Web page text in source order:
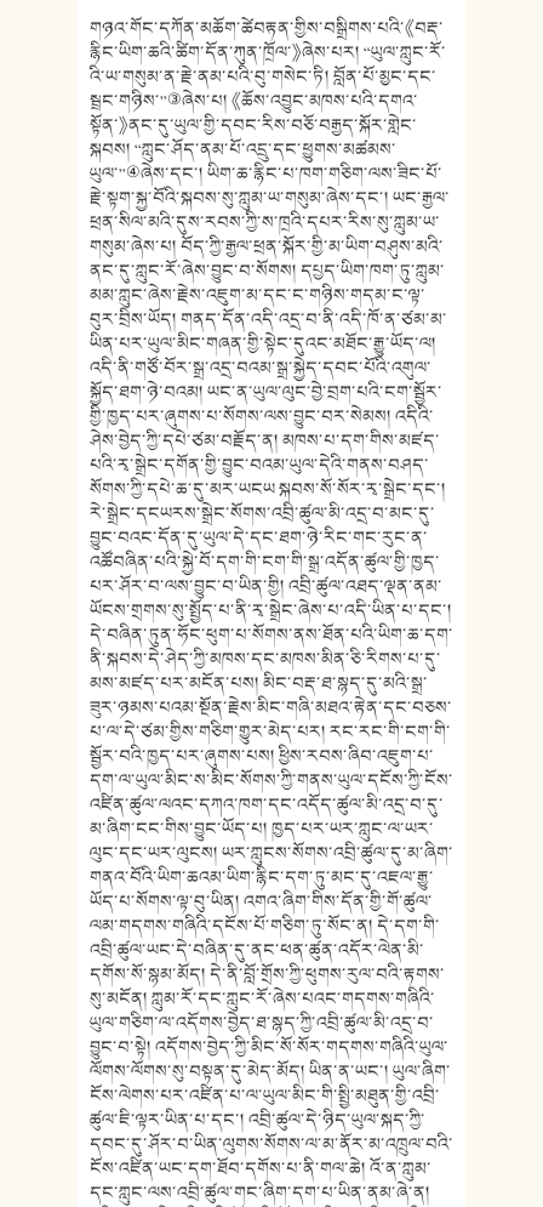
གཉའ་གོང་དཀོན་མཆོག་ཚེབརྟན་གྱིས་བསྒྲིགས་པའི་《བརྡ་
རྙིང་ཡིག་ཆའི་ཚིག་དོན་ཀུན་ཁྲོལ་》ཞེས་པར། “ཡུལ་ཀླུང་རོ་
འི་ཡ་གསུམ་ན་རྗེ་ནམ་པའི་བུ་གསེང་ཏི། བློན་པོ་མྱང་དང་
སྦྲང་གཉིས་”③ཞེས་པ། 《ཆོས་འབྱུང་མཁས་པའི་དགའ་
སྟོན་》ནང་དུ་ཡུལ་གྱི་དབང་རིས་བཅོ་བརྒྱད་སྐོར་གླེང་
སྐབས། “ཀླུང་ཤོད་ནམ་པོ་འདྲུ་དང་ཕྱུགས་མཚམས་
ཡུལ་”④ཞེས་དང་། ཡིག་ཆ་རྙིང་པ་ཁག་གཅིག་ལས་ཟིང་པོ་
རྗེ་སྟག་སྐྱ་བོའི་སྐབས་སུ་ཀླུམ་ཡ་གསུམ་ཞེས་དང་། ཡང་རྒྱལ་
ཕྲན་སིལ་མའི་དུས་རབས་ཀྱི་ས་ཁྲའི་དཔར་རིས་སུ་ཀླུམ་ཡ་
གསུམ་ཞེས་པ། བོད་ཀྱི་རྒྱལ་ཕྲན་སྐོར་གྱི་མ་ཡིག་བཤུས་མའི་
ནང་དུ་ཀླུང་རོ་ཞེས་བྱུང་བ་སོགས། དཔྱད་ཡིག་ཁག་ཏུ་ཀླུམ་
མམ་ཀླུང་ཞེས་རྗེས་འཇུག་མ་དང་ང་གཉིས་གདམ་ང་ལྟ་
བུར་བྲིས་ཡོད། གནད་དོན་འདི་འདྲ་བ་ནི་འདི་ཁོ་ན་ཙམ་མ་
ཡིན་པར་ཡུལ་མིང་གཞན་གྱི་སྟེང་དུའང་མཐོང་རྒྱུ་ཡོད་ལ།
འདི་ནི་གཙོ་བོར་སྒྲ་འདྲ་བའམ་སྒྲ་སྐྱེད་དབང་པོའི་འགུལ་
སྐྱོད་ཐག་ཉེ་བའམ། ཡང་ན་ཡུལ་ལུང་བྱེ་བྲག་པའི་ངག་སྦྱོར་
གྱི་ཁྱད་པར་ཞུགས་པ་སོགས་ལས་བྱུང་བར་སེམས། འདིའི་
ཤེས་བྱེད་ཀྱི་དཔེ་ཙམ་བརྗོད་ན། མཁས་པ་དག་གིས་མཛད་
པའི་རྭ་སྒྲེང་དགོན་གྱི་བྱུང་བའམ་ཡུལ་དེའི་གནས་བཤད་
སོགས་ཀྱི་དཔེ་ཆ་དུ་མར་ཡངཡ སྐབས་སོ་སོར་རྭ་སྒྲེང་དང་།
རེ་སྒྲེང་དངཡརས་སྒྲེང་སོགས་འབྲི་ཚུལ་མི་འདྲ་བ་མང་དུ་
བྱུང་བའང་དོན་དུ་ཡུལ་དེ་དང་ཐག་ཉེ་རིང་གང་རུང་ན་
འཚོབཞིན་པའི་སྐྱེ་བོ་དག་གི་ངག་གི་སྒྲ་འདོན་ཚུལ་གྱི་ཁྱད་
པར་ཤོར་བ་ལས་བྱུང་བ་ཡིན་གྱི། འབྲི་ཚུལ་འཐད་ལྡན་ནམ་
ཡོངས་གྲགས་སུ་སྤྱོད་པ་ནི་རྭ་སྒྲེང་ཞེས་པ་འདི་ཡིན་པ་དང་།
དེ་བཞིན་ཏུན་ཧོང་ཕུག་པ་སོགས་ནས་ཐོན་པའི་ཡིག་ཆ་དག་
ནི་སྐབས་དེ་ཤེད་ཀྱི་མཁས་དང་མཁས་མིན་ཅི་རིགས་པ་དུ་
མས་མཛད་པར་མངོན་པས། མིང་བརྡ་ཐ་སྙད་དུ་མའི་སྒྲ་
ཟུར་ཉམས་པའམ་སྔོན་རྗེས་མིང་གཞི་མཐའ་རྟེན་དང་བཅས་
པ་ལ་དེ་ཙམ་གྱིས་གཅིག་གྱུར་མེད་པར། རང་རང་གི་ངག་གི་
སྦྱོར་བའི་ཁྱད་པར་ཞུགས་པས། ཕྱིས་རབས་ཞིབ་འཇུག་པ་
དག་ལ་ཡུལ་མིང་ས་མིང་སོགས་ཀྱི་གནས་ཡུལ་དངོས་ཀྱི་ངོས་
འཛིན་ཚུལ་ལའང་དཀའ་ཁག་དང་འདོད་ཚུལ་མི་འདྲ་བ་དུ་
མ་ཞིག་ངང་གིས་བྱུང་ཡོད་པ། ཁྱད་པར་ཡར་ཀླུང་ལ་ཡར་
ལུང་དང་ཡར་ལུངས། ཡར་ཀླུངས་སོགས་འབྲི་ཚུལ་དུ་མ་ཞིག་
གནའ་བོའི་ཡིག་ཆའམ་ཡིག་རྙིང་དག་ཏུ་མང་དུ་འཇལ་རྒྱུ་
ཡོད་པ་སོགས་ལྟ་བུ་ཡིན། འགའ་ཞིག་གིས་དོན་གྱི་གོ་ཚུལ་
ལམ་གདགས་གཞིའི་དངོས་པོ་གཅིག་ཏུ་སོང་ན། དེ་དག་གི་
འབྲི་ཚུལ་ཡང་དེ་བཞིན་དུ་ནང་ཕན་ཚུན་འདོར་ལེན་མི་
དགོས་སོ་སྙམ་མོད། དེ་ནི་བློ་གྲོས་ཀྱི་ཕུགས་རུལ་བའི་རྟགས་
སུ་མངོན། ཀླུམ་རོ་དང་ཀླུང་རོ་ཞེས་པའང་གདགས་གཞིའི་
ཡུལ་གཅིག་ལ་འདོགས་བྱེད་ཐ་སྙད་ཀྱི་འབྲི་ཚུལ་མི་འདྲ་བ་
བྱུང་བ་སྟེ། འདོགས་བྱེད་ཀྱི་མིང་སོ་སོར་གདགས་གཞིའི་ཡུལ་
ལོགས་ལོགས་སུ་བསྟན་དུ་མེད་མོད། ཡིན་ན་ཡང་། ཡུལ་ཞིག་
ངོས་ལེགས་པར་འཛིན་པ་ལ་ཡུལ་མིང་གི་སྤྱི་མཐུན་གྱི་འབྲི་
ཚུལ་ཇི་ལྟར་ཡིན་པ་དང་། འབྲི་ཚུལ་དེ་ཉིད་ཡུལ་སྐད་ཀྱི་
དབང་དུ་ཤོར་བ་ཡིན་ལུགས་སོགས་ལ་མ་ནོར་མ་འཁྲུལ་བའི་
ངོས་འཛིན་ཡང་དག་ཐོབ་དགོས་པ་ནི་གལ་ཆེ། འོ་ན་ཀླུམ་
དང་ཀླུང་ལས་འབྲི་ཚུལ་གང་ཞིག་དག་པ་ཡིན་ནམ་ཞེ་ན།